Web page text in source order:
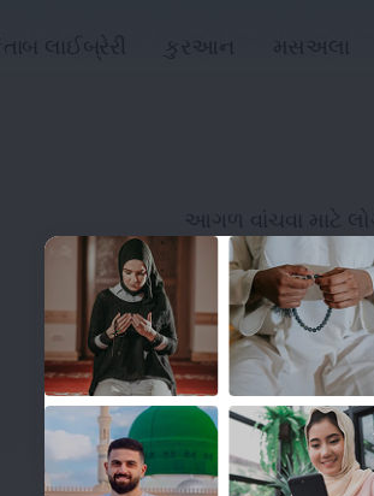
લાઈબ્રેરી કુરઆન મસઅલા
આગળ વાંચવા માટે
લોગિન